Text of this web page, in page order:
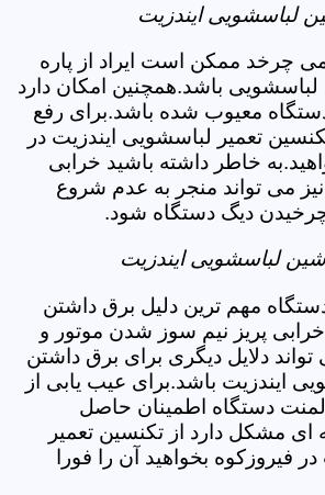
لباسشویی ایندزیت
چرخد ممکن است ایراد از پاره
باشد.همچنین امکان دارد
دستگاه معیوب شده باشد.برای رفع
تعمیر لباسشویی ایندزیت در
خاطر داشته باشید خرابی
می تواند منجر به عدم شروع
دیگ دستگاه شود.
لباسشویی ایندزیت
مهم ترین دلیل برق داشتن
پریز نیم سوز شدن موتور و
دلایل دیگری برای برق داشتن
ایندزیت باشد.برای عیب یابی از
دستگاه اطمینان حاصل
مشکل دارد از تکنسین تعمیر
فیروزکوه بخواهید آن را فورا